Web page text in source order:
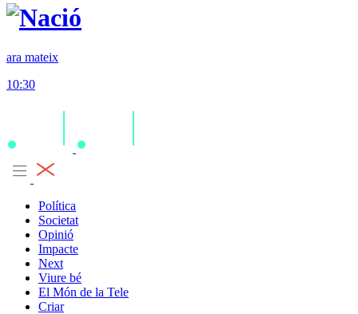
ara mateix
10:30
Política
Societat
Opinió
Impacte
Next
Viure bé
El Món de la Tele
Criar